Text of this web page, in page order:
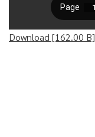
Download [162.00 B]